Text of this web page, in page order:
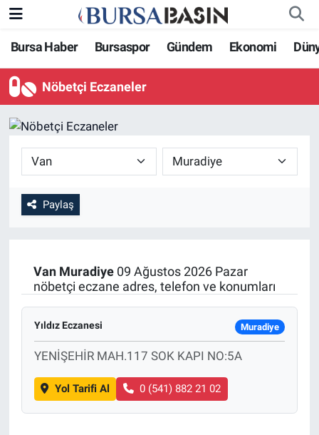
Bursa Haber Bursaspor Gündem Ekonomi
Nöbetçi Eczaneler
Paylaş
Van Muradiye09 Ağustos 2026 Pazar
nöbetçi eczane adres, telefon ve konumları
Yıldız Eczanesi Muradiye
YENİŞEHİR MAH.117 SOK KAPI NO:5A
Yol Tarifi Al 0 (541) 882 21 02
Bursa Haber
Genel
Politika
Bilim, Teknoloji
KÜLTÜR-SANAT
Bursaspor
Gündem
Sağlık
Eğitim
Ekonomi
Bursa Nöbetçi Eczaneler
Bursa Hava Durumu
Bursa Namaz Vakitleri
Bursa Trafik Yoğunluk Haritası
Süper Lig Puan Durumu ve Fikstür
Son Dakika Haberleri
Haber Arşivi